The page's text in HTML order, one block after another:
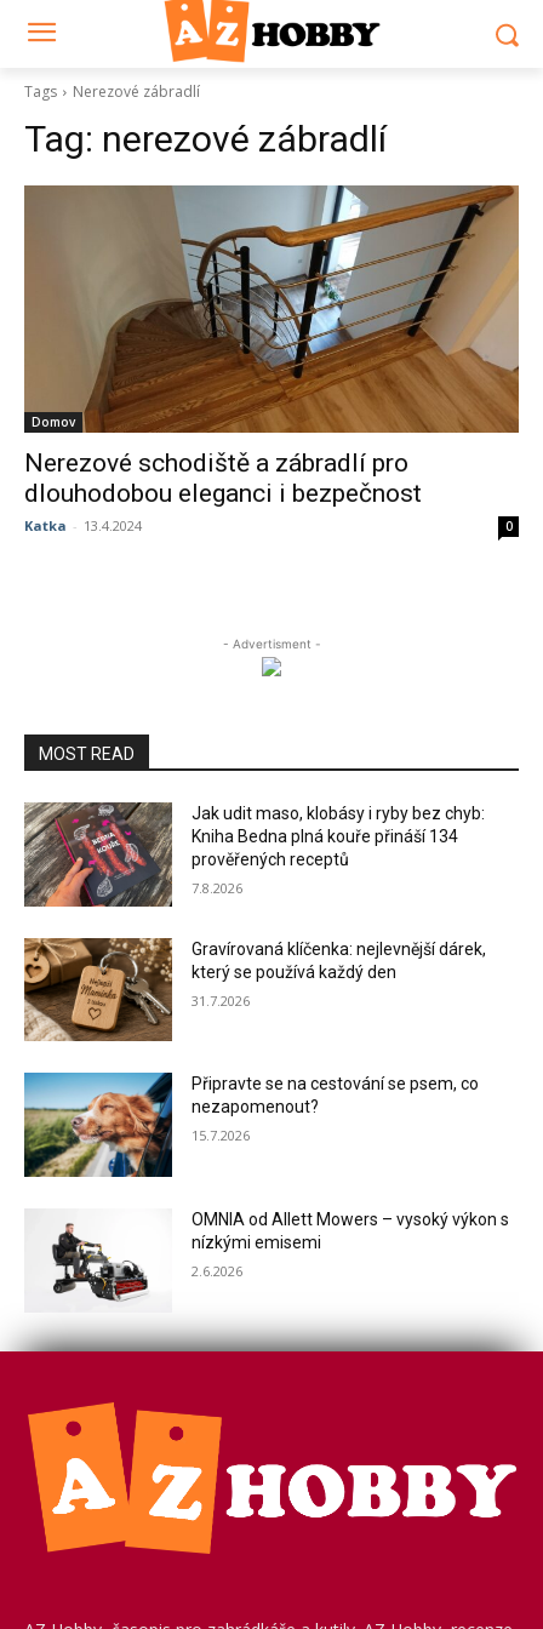
Tags Nerezové zábradlí
Tag: nerezové zábradlí
Domov
Nerezové schodiště a zábradlí pro
dlouhodobou eleganci i bezpečnost
Katka - 13.4.2024 0
- Advertisment -
MOST READ
Jak udit maso, klobásy i ryby bez chyb:
Kniha Bedna plná kouře přináší 134
prověřených receptů
7.8.2026
Gravírovaná klíčenka: nejlevnější dárek,
který se používá každý den
31.7.2026
Připravte se na cestování se psem, co
nezapomenout?
15.7.2026
OMNIA od Allett Mowers – vysoký výkon s
nízkými emisemi
2.6.2026